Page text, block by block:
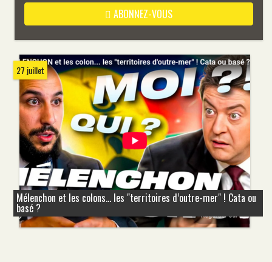
ABONNEZ-VOUS
27 juillet
Mélenchon et les colons... les "territoires d’outre-mer" ! Cata ou
basé ?